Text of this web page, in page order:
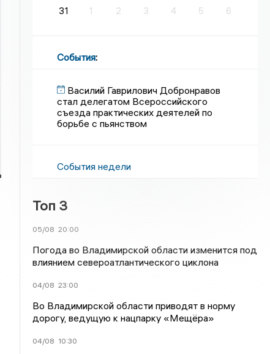
31
1 2 3 4 5 6
События:
Василий Гаврилович Добронравов
стал делегатом Всероссийского
съезда практических деятелей по
борьбе с пьянством
События недели
Топ 3
05/08 20:00
Погода во Владимирской области изменится под
влиянием североатлантического циклона
04/08 23:00
Во Владимирской области приводят в норму
дорогу, ведущую к нацпарку «Мещёра»
04/08 10:30